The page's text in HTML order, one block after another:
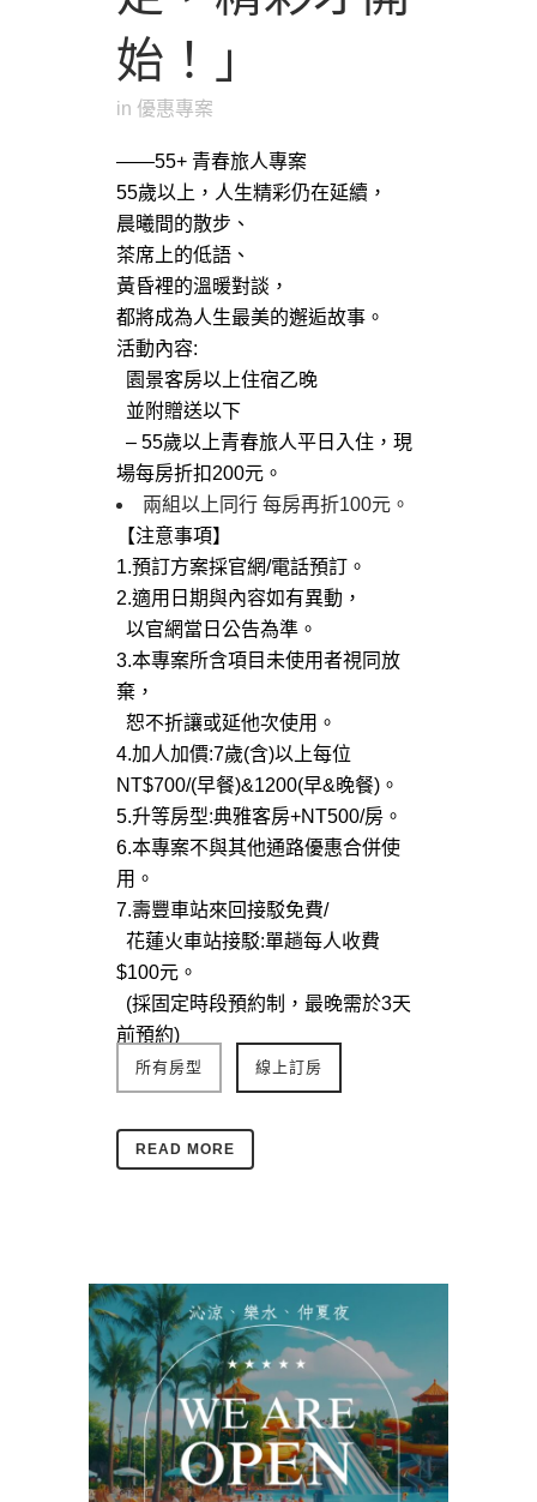
始！」
in 優惠專案
——55+ 青春旅人專案
55歲以上，人生精彩仍在延續，
晨曦間的散步、
茶席上的低語、
黃昏裡的溫暖對談，
都將成為人生最美的邂逅故事。
活動內容:
園景客房以上住宿乙晚
並附贈送以下
– 55歲以上青春旅人平日入住，現
場每房折扣200元。
兩組以上同行 每房再折100元。
【注意事項】
1.預訂方案採官網/電話預訂。
2.適用日期與內容如有異動，
以官網當日公告為準。
3.本專案所含項目未使用者視同放
棄，
恕不折讓或延他次使用。
4.加人加價:7歲(含)以上每位
NT$700/(早餐)&1200(早&晚餐)。
5.升等房型:典雅客房+NT500/房。
6.本專案不與其他通路優惠合併使
用。
7.壽豐車站來回接駁免費/
花蓮火車站接駁:單趟每人收費
$100元。
(採固定時段預約制，最晚需於3天
前預約)
所有房型 線上訂房
READ MORE